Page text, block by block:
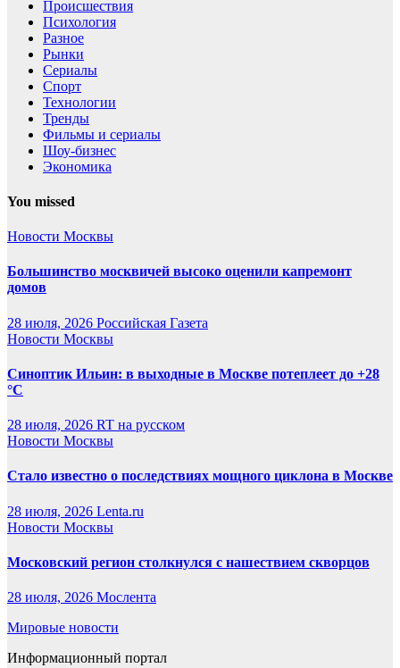
Происшествия
Психология
Разное
Рынки
Сериалы
Спорт
Технологии
Тренды
Фильмы и сериалы
Шоу-бизнес
Экономика
You missed
Новости Москвы
Большинство москвичей высоко оценили капремонт
домов
28 июля, 2026 Российская Газета
Новости Москвы
Синоптик Ильин: в выходные в Москве потеплеет до +28
°C
28 июля, 2026 RT на русском
Новости Москвы
Стало известно о последствиях мощного циклона в Москве
28 июля, 2026 Lenta.ru
Новости Москвы
Московский регион столкнулся с нашествием скворцов
28 июля, 2026 Мослента
Мировые новости
Информационный портал